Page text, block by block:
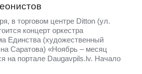
в торговом центре Ditton (ул.
концерт оркестра
Единства (художественный
Саратова) «Ноябрь – месяц
на портале Daugavpils.lv. Начало